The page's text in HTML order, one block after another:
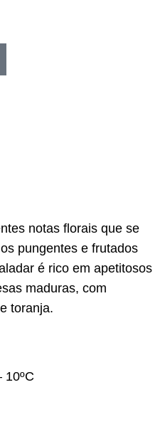
notas florais que se
pungentes e frutados
é rico em apetitosos
maduras, com
toranja.
10ºC